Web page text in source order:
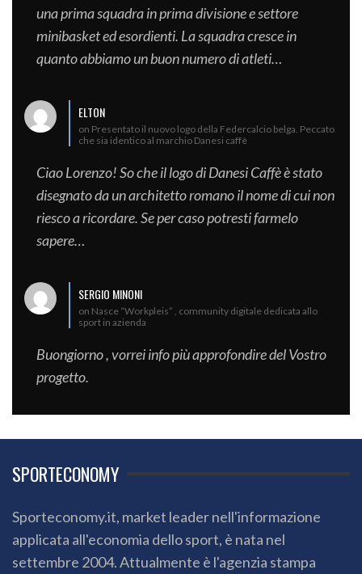
una prima squadra in prima divisione e settore
minibasket ed esordienti. La squadra cresce in
quanto abbiamo un buon numero di atleti…
ELTON
on Presentato il nuovo logo della Federcalcio belga. Peccato
che sia identico al marchio Danesi caffè
Ciao Lorenzo! So che il logo di Danesi Caffè è stato
disegnato da un architetto romano il nome di cui non
riesco a ricordare. Se per caso potresti farmelo
sapere…
SERGIO MINONI
on Nasce “Workpleis” , community digitale dedicata allo
sport in azienda
Buongiorno , vorrei info più approfondire del Vostro
progetto.
SPORTECONOMY
Sporteconomy.it, market leader nell'informazione
applicata all'economia dello sport, è nata nel
settembre 2004. Attualmente è l'agenzia stampa